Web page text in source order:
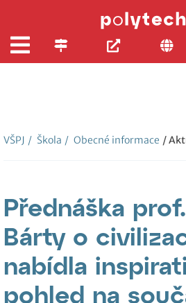
VŠPJ / Škola / Obecné informace /
Přednáška
Bárty o
nabídla
pohled na